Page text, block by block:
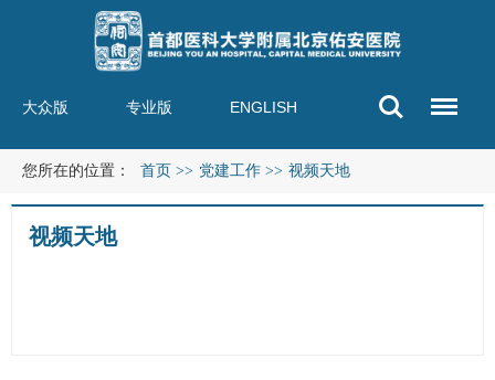
大众版 专业版 ENGLISH
您所在的位置： 首页 >> 党建工作 >> 视频天地
视频天地